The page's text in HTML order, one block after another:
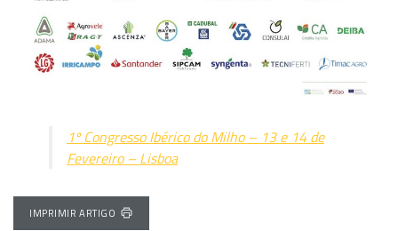
1º Congresso Ibérico do Milho – 13 e 14 de
Fevereiro – Lisboa
IMPRIMIR ARTIGO